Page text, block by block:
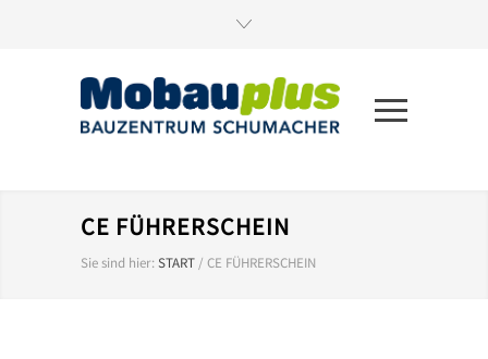
CE FÜHRERSCHEIN
Sie sind hier:START / CE FÜHRERSCHEIN